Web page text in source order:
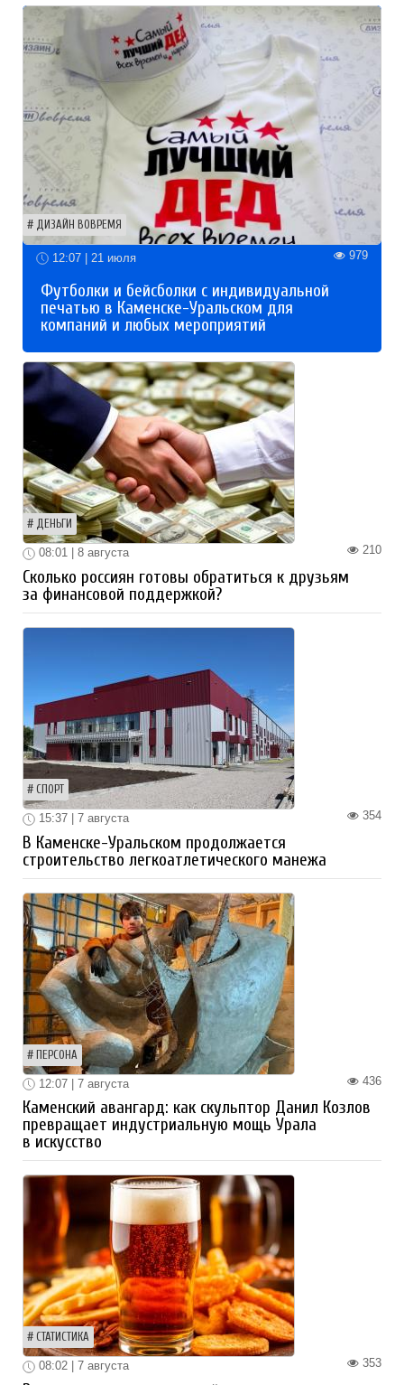
ДИЗАЙН ВОВРЕМЯ
12:07 | 21 июля 979
Футболки и бейсболки с индивидуальной
печатью в Каменске-Уральском для
компаний и любых мероприятий
ДЕНЬГИ
210
08:01 | 8 августа
Сколько россиян готовы обратиться к друзьям
за финансовой поддержкой?
СПОРТ
354
15:37 | 7 августа
В Каменске-Уральском продолжается
строительство легкоатлетического манежа
ПЕРСОНА
436
12:07 | 7 августа
Каменский авангард: как скульптор Данил Козлов
превращает индустриальную мощь Урала
в искусство
СТАТИСТИКА
353
08:02 | 7 августа